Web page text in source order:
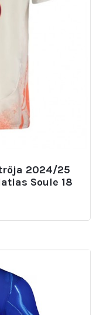
2024/25
Soule 18